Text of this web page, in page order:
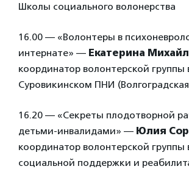
Школы социального волонерства
16.00 — «Волонтеры в
интернате» — Екатерина
координатор волонтерской группы
Суровикинском ПНИ
16.20 — «Секреты плодотворной
детьми-инвалидами» — Юлия
координатор волонтерской группы
социальной поддержки и